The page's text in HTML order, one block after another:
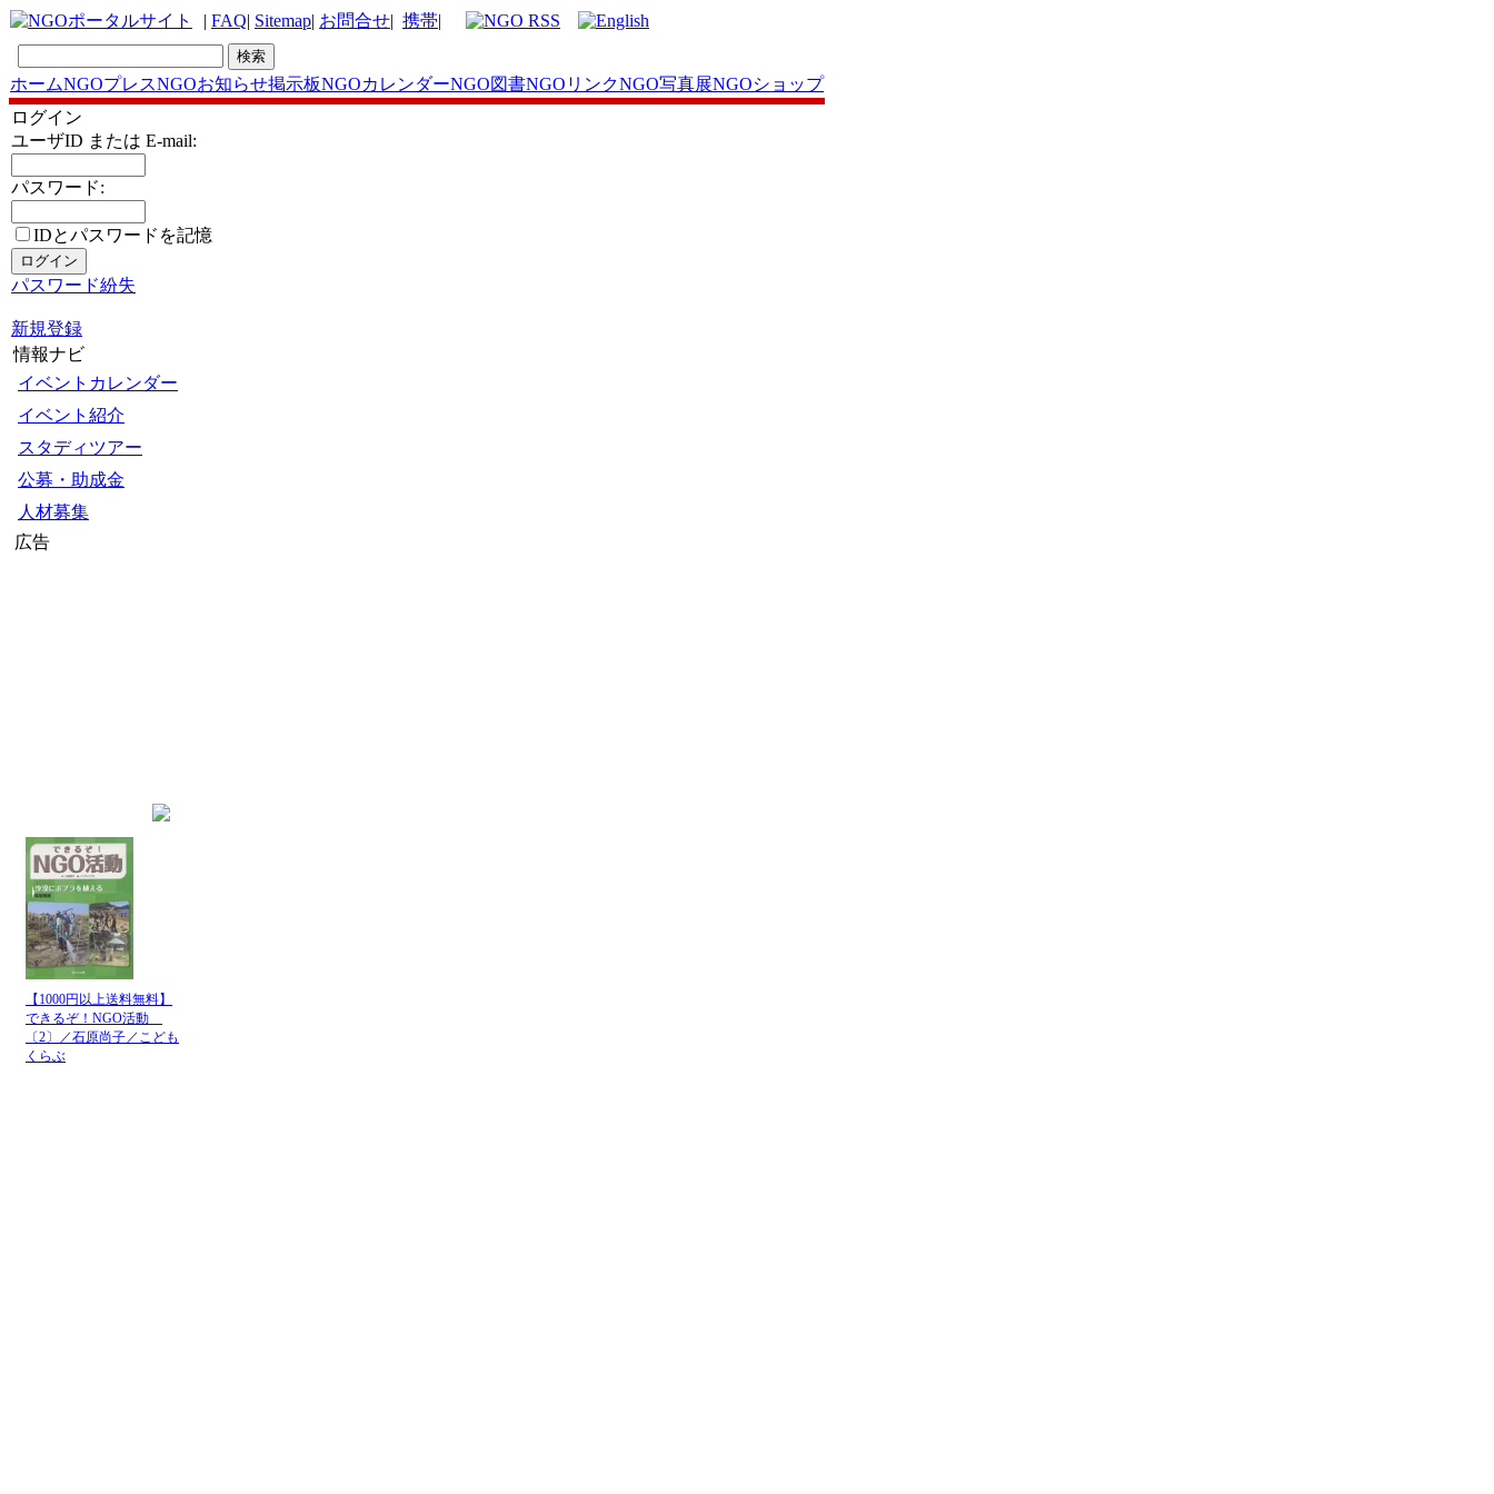
| FAQ| Sitemap| お問合せ| 携帯|
ホームNGOプレスNGOお知らせ掲示板NGOカレンダーNGO図書NGOリンクNGO写真展NGOショップ
ログイン
ユーザID または E-mail:
パスワード:
IDとパスワードを記憶
パスワード紛失
新規登録
情報ナビ
イベントカレンダー
イベント紹介
スタディツアー
公募・助成金
人材募集
広告
【1000円以上送料無料】
できるぞ！NGO活動
〔2〕／石原尚子／こども
くらぶ